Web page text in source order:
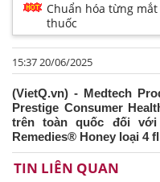
Chuẩn hóa từng
thuốc
15:37 20/06/2025
(VietQ.vn) - Medtech
Prestige Consumer
trên toàn quốc đối
Remedies® Honey loại 4
TIN LIÊN QUAN